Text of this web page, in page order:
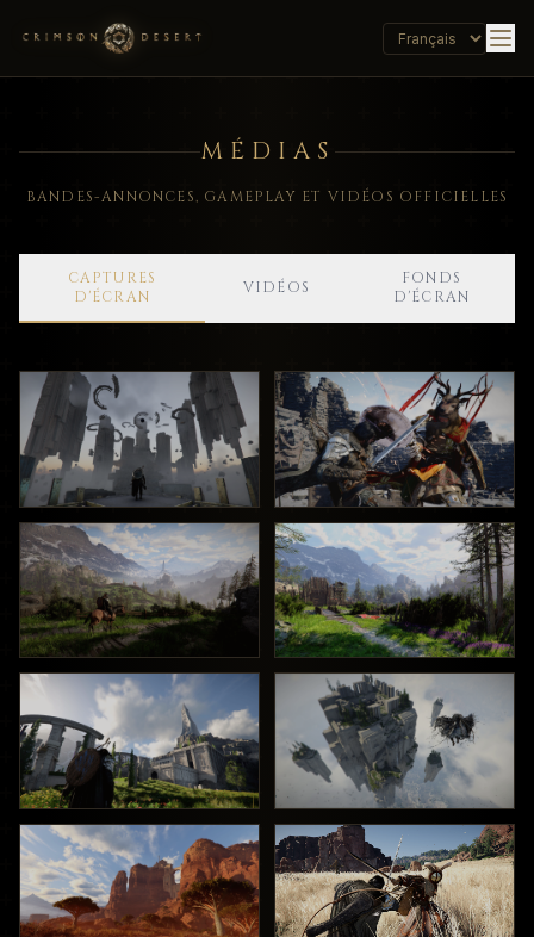
MÉDIAS
BANDES-ANNONCES, GAMEPLAY ET VIDÉOS OFFICIELLES
CAPTURES
D'ÉCRAN
VIDÉOS
FONDS
D'ÉCRAN